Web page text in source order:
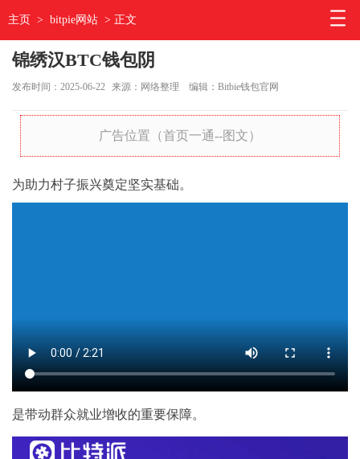
主页 > bitpie网站 > 正文
锦绣汉BTC钱包阴
发布时间：2025-06-22 来源：网络整理 编辑：Bitbie钱包官网
广告位置（首页一通--图文）
为助力村子振兴奠定坚实基础。
是带动群众就业增收的重要保障。